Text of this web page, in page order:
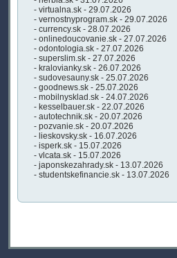
- virtualna.sk - 29.07.2026
- vernostnyprogram.sk - 29.07.2026
- currency.sk - 28.07.2026
- onlinedoucovanie.sk - 27.07.2026
- odontologia.sk - 27.07.2026
- superslim.sk - 27.07.2026
- kralovianky.sk - 26.07.2026
- sudovesauny.sk - 25.07.2026
- goodnews.sk - 25.07.2026
- mobilnysklad.sk - 24.07.2026
- kesselbauer.sk - 22.07.2026
- autotechnik.sk - 20.07.2026
- pozvanie.sk - 20.07.2026
- lieskovsky.sk - 16.07.2026
- isperk.sk - 15.07.2026
- vlcata.sk - 15.07.2026
- japonskezahrady.sk - 13.07.2026
- studentskefinancie.sk - 13.07.2026